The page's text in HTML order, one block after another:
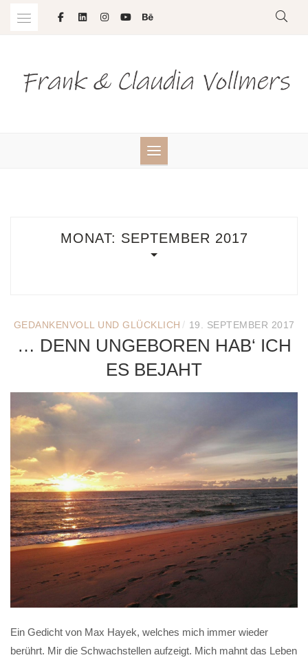
MONAT: SEPTEMBER 2017
GEDANKENVOLL UND GLÜCKLICH / 19. SEPTEMBER 2017
… DENN UNGEBOREN HAB‘ ICH
ES BEJAHT
Ein Gedicht von Max Hayek, welches mich immer wieder
berührt. Mir die Schwachstellen aufzeigt. Mich mahnt das Leben